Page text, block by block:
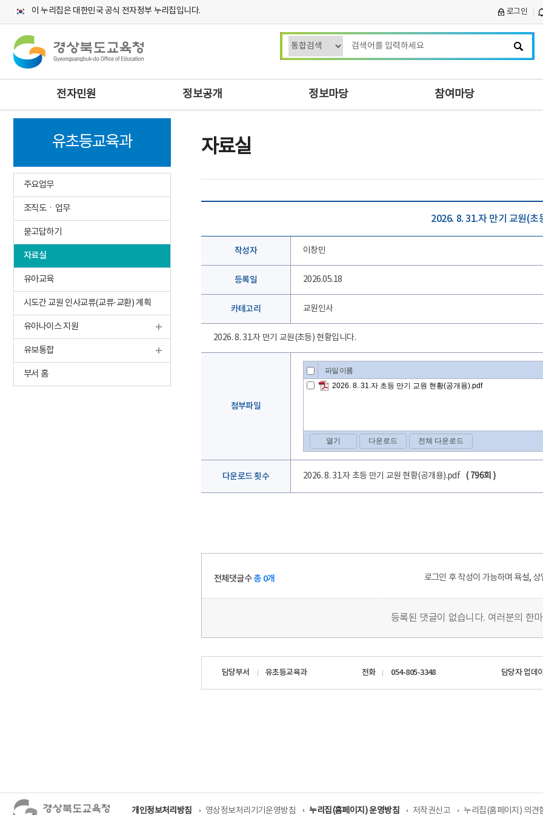
이 누리집은 대한민국 공식 전자정부 누리집입니다. 로그인
검
색
입
전자민원 정보공개 정보마당 참여마당
유초등교육과
주요업무
조직도ㆍ업무
묻고답하기
자료실
유아교육
시도간 교원 인사교류(교류·교환) 계획
유아나이스 지원
유보통합
부서 홈
자료실
2026. 8. 31.자 만기 교원(초
작성자 이창민
등록일 2026.05.18
카테고리 교원인사
2026. 8. 31.자 만기 교원(초등) 현황입니다.
첨부파일
다운로드 횟수 2026. 8. 31.자 초등 만기 교원 현황(공개용).pdf ( 796회 )
전체댓글수 총 0개 로그인 후 작성이 가능하며 욕설,
등록된 댓글이 없습니다. 여러분의 한
담당부서 유초등교육과 전화 054-805-3348 담당자 업데
개인정보처리방침 영상정보처리기기운영방침 누리집(홈페이지) 운영방침 저작권신고 누리집(홈페이지) 의견